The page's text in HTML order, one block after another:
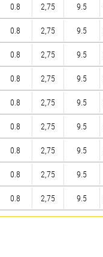
0.8 2,75 9.5
0.8 2,75 9.5
0.8 2,75 9.5
0.8 2,75 9.5
0.8 2,75 9.5
0.8 2,75 9.5
0.8 2,75 9.5
0.8 2,75 9.5
0.8 2,75 9.5